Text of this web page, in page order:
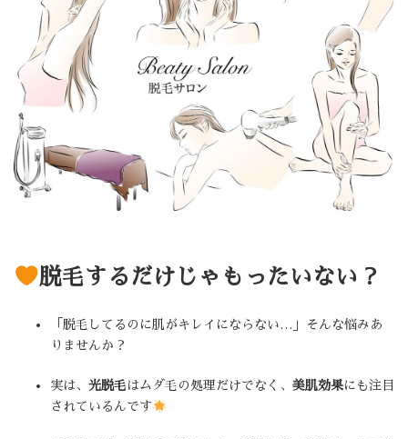
脱毛するだけじゃもったいない？
「脱毛してるのに肌がキレイにならない…」そんな悩みあ
りませんか？
実は、 光脱毛 はムダ毛の処理だけでなく、 美肌効果にも注目
されているんです